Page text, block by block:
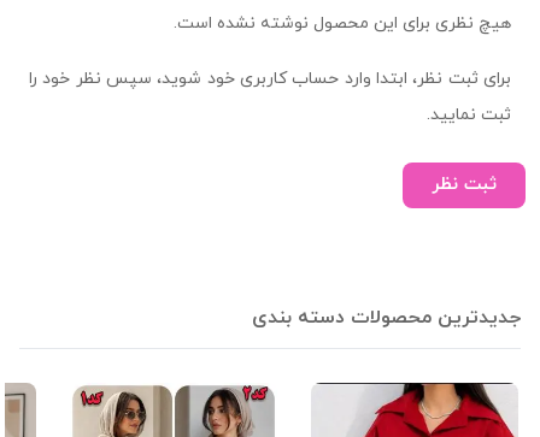
هیچ نظری برای این محصول نوشته نشده است.
برای ثبت نظر، ابتدا وارد حساب کاربری خود شوید، سپس نظر خود را
ثبت نمایید.
ثبت نظر
جدیدترین محصولات دسته بندی